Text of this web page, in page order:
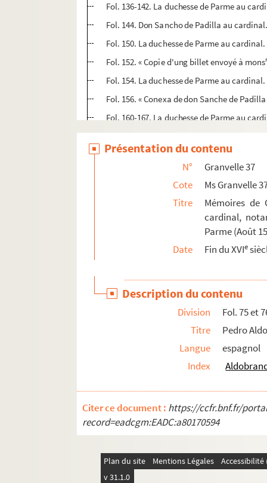
Fol. 136-142. La duchesse de Parme au
Fol. 144. Don Sancho de Padilla au
Fol. 150. La duchesse de Parme au
Fol. 152. « Copie d'ung billet envoyé à mons
Fol. 154. La duchesse de Parme au
Fol. 156. « Conexa de don Sanche de
Fol. 160-167. La duchesse de Parme au
Fol. 168. Une lettre en espagnol, sans
Fol. 169. L'ambassadeur Kevenhüller au
Fol. 170. « Prétentions du seigneur
Fol. 171. « Copia de carta de Su Mdal vixrey
Fol. 173 et 175. Le comte de Barajaz au
1. « ... Carta de dompno Po de Mendoça
2. Philippe II au prince de Parme. Badajoz,
5. « Milano. Les escriptz qu'a apporté le
6. « Memoriali per le cose di Milano ».
18. Don Juan de Idiaquez au cardinal.
20. Le cardinal au marquis d'Alcaniz (S. l.),
21. L'ambassadeur Kevenhüller au
23. Billet écrit « par Antonio Jone au mom
23 v°. Deux billets autographes du
Présentation du contenu
N°
Granvelle 37
Cote
Ms Granvelle
Titre
Mémoires de
cardinal,
Parme (Août
Date
Fin du XVIe
Description du contenu
Division
Fol. 75 et
Titre
Pedro
Langue
espagnol
Index
Citer ce document : https://ccfr.bnf.fr/
record=eadcgm:EADC:a80170594
Plan du site Mentions Légales
v 31.1.0